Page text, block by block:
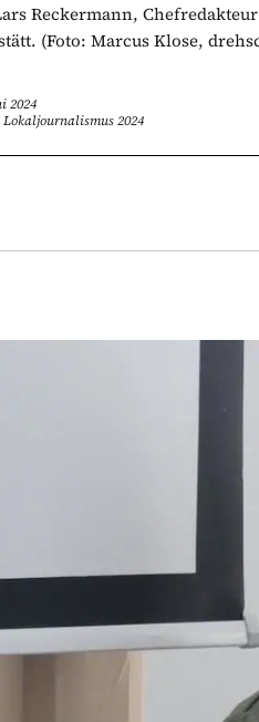
Reckermann,
(Foto: Marcus Klose,
2024
Lokaljournalismus 2024